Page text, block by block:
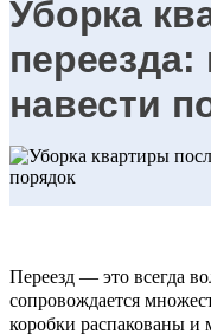
Уборка
переезда:
навести
Переезд — это всегда
сопровождается
коробки распакованы и